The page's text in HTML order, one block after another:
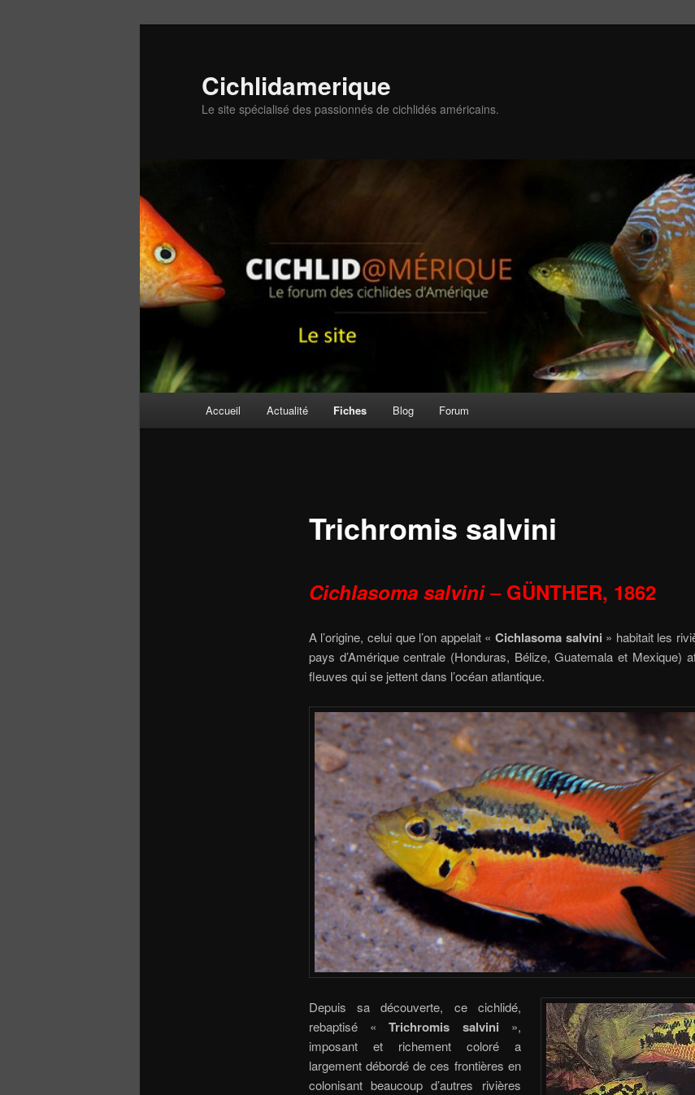
Cichlidamerique
Le site spécialisé des passionnés de cichlidés américains.
Accueil Actualité Fiches Blog Forum
Trichromis salvini
Cichlasoma salvini– GÜNTHER, 1862
A l’origine, celui que l’on appelait « Cichlasoma salvini » habitait les
pays d’Amérique centrale (Honduras, Bélize, Guatemala et Mexique)
fleuves qui se jettent dans l’océan atlantique.
Depuis sa découverte, ce cichlidé,
rebaptisé «Trichromis salvini »,
imposant et richement coloré a
largement débordé de ces frontières en
colonisant beaucoup d’autres rivières